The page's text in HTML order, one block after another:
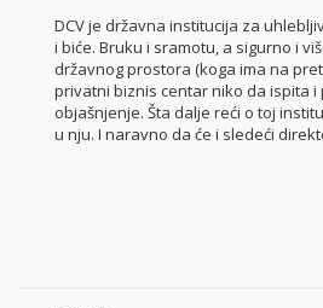
DCV je državna institucija za
i biće. Bruku i sramotu, a sigurno i
državnog prostora (koga ima na
privatni biznis centar niko da ispita i
objašnjenje. Šta dalje reći o toj
u nju. I naravno da će i sledeći